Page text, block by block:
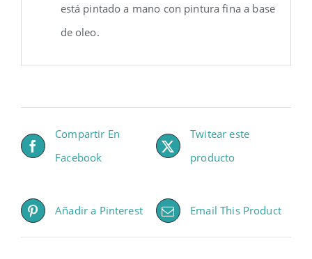
está pintado a mano con pintura fina a base
de oleo.
Compartir En
Facebook
Twitear este
producto
Añadir a Pinterest Email This Product